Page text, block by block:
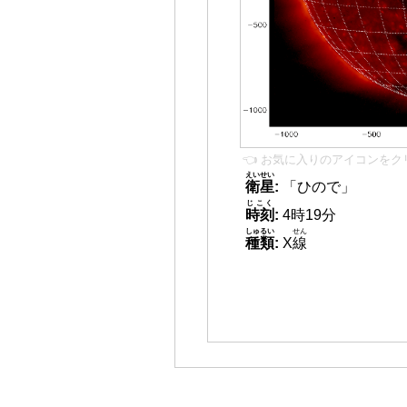
👈 お気に入りのアイコンをク
衛星
えいせい
:
「ひので」
時刻
じこく
: 4時19分
種類
しゅるい
: X線
せん